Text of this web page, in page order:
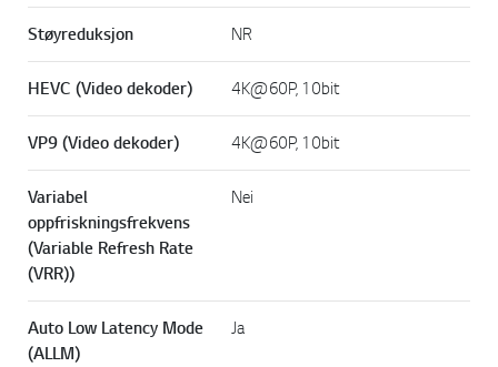
Støyreduksjon NR
HEVC (Video dekoder) 4K@60P, 10bit
VP9 (Video dekoder) 4K@60P, 10bit
Variabel
oppfriskningsfrekvens
(Variable Refresh Rate
(VRR))
Nei
Auto Low Latency Mode
(ALLM)
Ja